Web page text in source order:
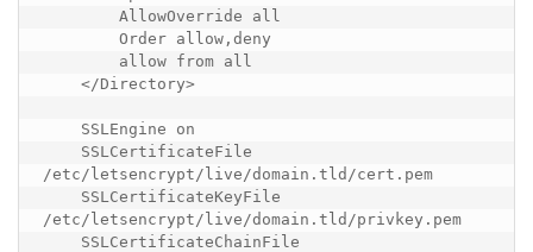
AllowOverride all
Order allow,deny
allow from all
</Directory>
SSLEngine on
SSLCertificateFile
/etc/letsencrypt/live/domain.tld/cert.pem
SSLCertificateKeyFile
/etc/letsencrypt/live/domain.tld/privkey.pem
SSLCertificateChainFile